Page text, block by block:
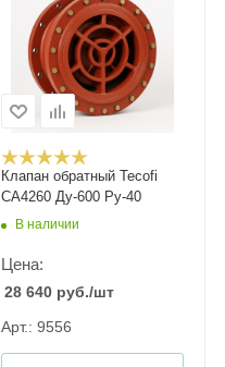
Клапан обратный Tecofi
CA4260 Ду-600 Ру-40
В наличии
Цена:
28 640 руб./шт
Арт.: 9556